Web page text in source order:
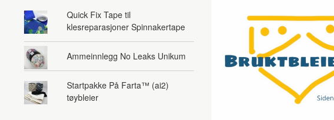
Quick Fix Tape til
klesreparasjoner Spinnakertape
Ammeinnlegg No Leaks Unikum
Startpakke På Farta™ (ai2)
tøybleier